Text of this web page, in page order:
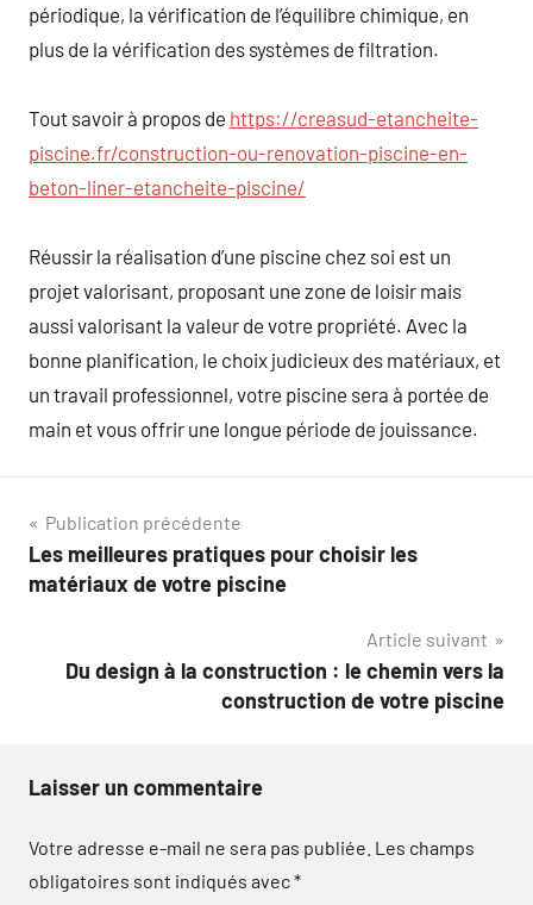
périodique, la vérification de l’équilibre chimique, en
plus de la vérification des systèmes de filtration.
Tout savoir à propos de https://creasud-etancheite-
piscine.fr/construction-ou-renovation-piscine-en-
beton-liner-etancheite-piscine/
Réussir la réalisation d’une piscine chez soi est un
projet valorisant, proposant une zone de loisir mais
aussi valorisant la valeur de votre propriété. Avec la
bonne planification, le choix judicieux des matériaux, et
un travail professionnel, votre piscine sera à portée de
main et vous offrir une longue période de jouissance.
Navigation
de
Publication précédente
Les meilleures pratiques pour choisir les
matériaux de votre piscine
Article suivant
Du design à la construction : le chemin vers la
construction de votre piscine
Laisser un commentaire
Votre adresse e-mail ne sera pas publiée. Les champs
obligatoires sont indiqués avec*